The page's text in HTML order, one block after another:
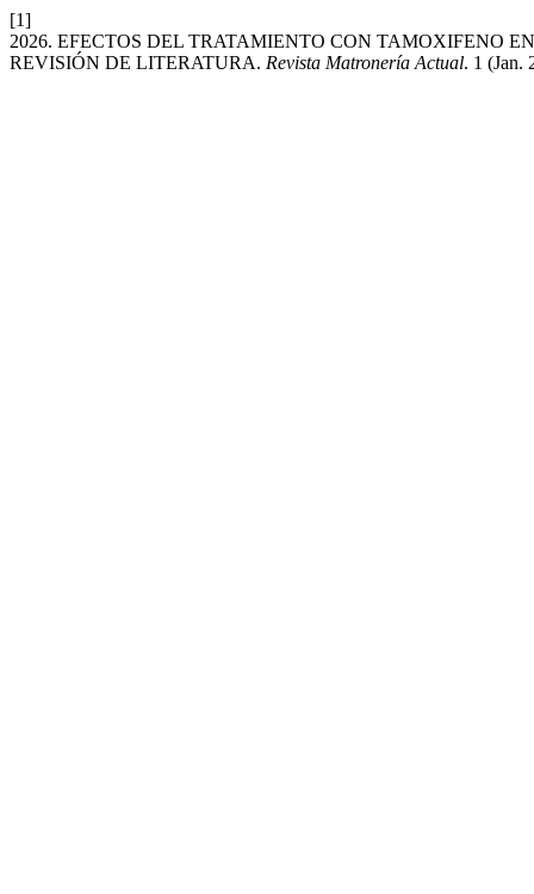
[1]
2026. EFECTOS DEL TRATAMIENTO CON TAMOXIFENO
REVISIÓN DE LITERATURA. Revista Matronería Actual. 1 (Jan.